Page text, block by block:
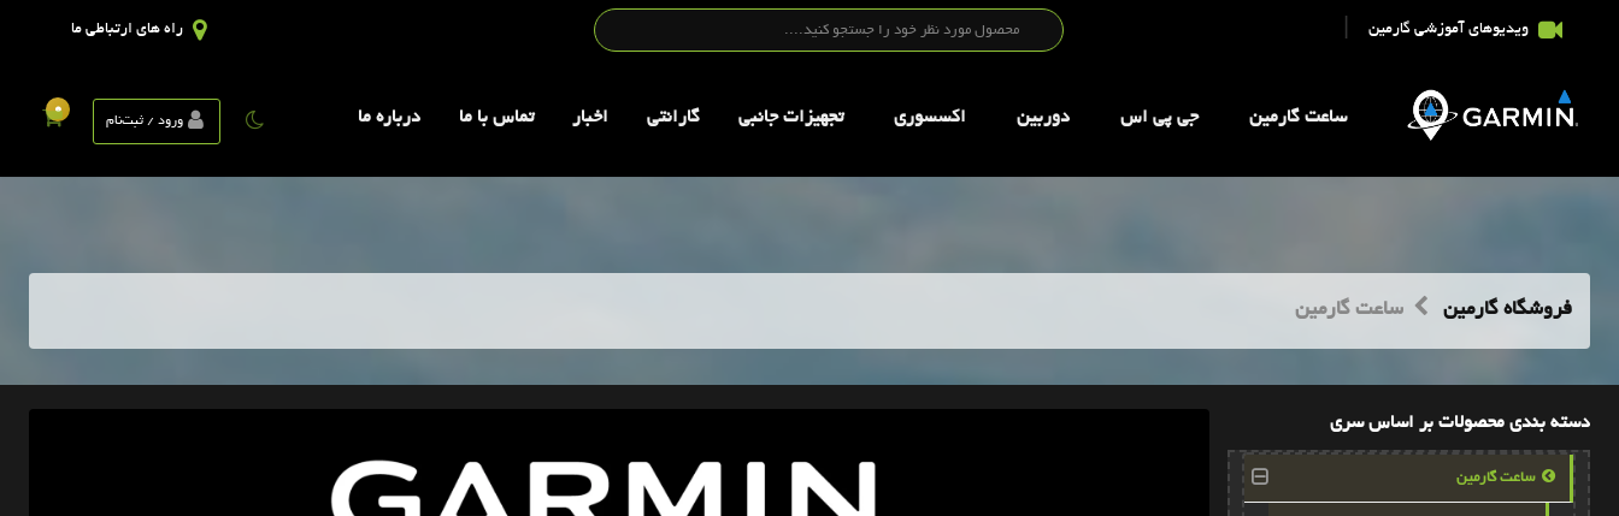
ویدیوهای آموزشی گارمین راه های ارتباطی ما
ورود / ثبت‌نام
0 ساعت گارمین جی پی اس دوربین اکسسوری تجهيزات جانبي گارانتی اخبار تماس با ما درباره ما
فروشگاه گارمین ساعت گارمین
دسته بندی محصولات بر اساس سری
ساعت گارمین